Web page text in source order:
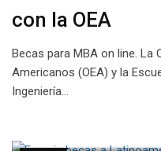
con la OEA
Becas para MBA on line. La
Americanos (OEA) y la
Ingeniería…